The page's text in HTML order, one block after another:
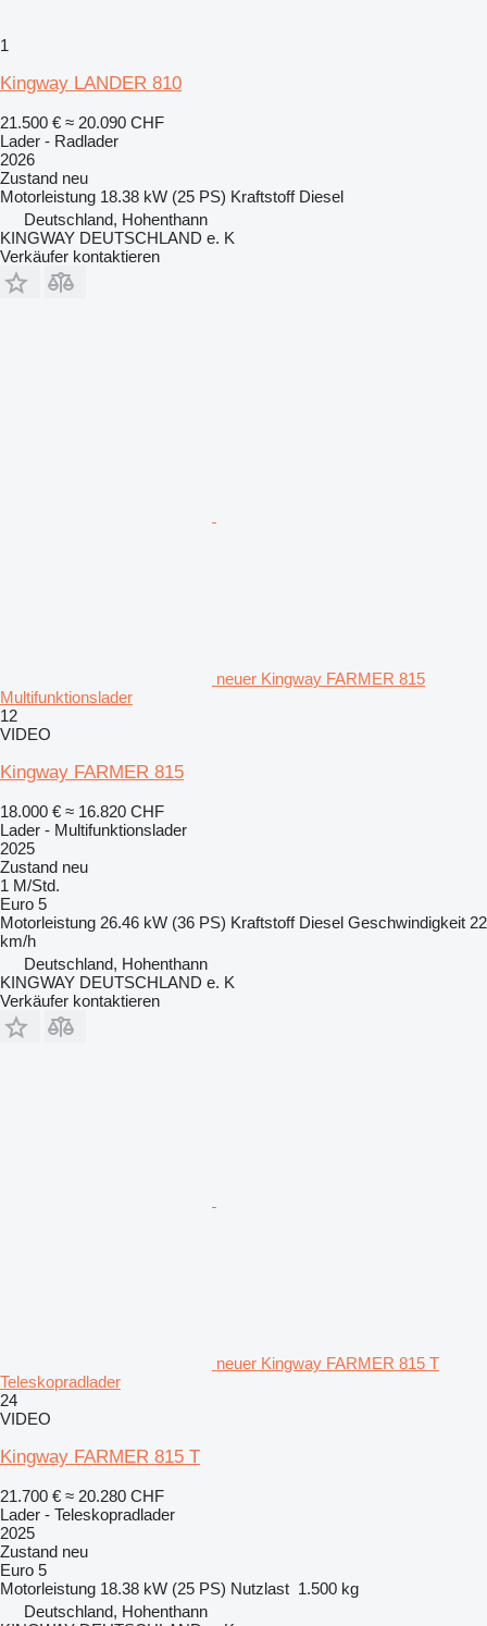
1
Kingway LANDER 810
21.500 € ≈ 20.090 CHF
Lader - Radlader
2026
Zustand neu
Motorleistung 18.38 kW (25 PS) Kraftstoff Diesel
Deutschland, Hohenthann
KINGWAY DEUTSCHLAND e. K
Verkäufer kontaktieren
neuer Kingway FARMER 815
Multifunktionslader
12
VIDEO
Kingway FARMER 815
18.000 € ≈ 16.820 CHF
Lader - Multifunktionslader
2025
Zustand neu
1 M/Std.
Euro 5
Motorleistung 26.46 kW (36 PS) Kraftstoff Diesel Geschwindigkeit 22
km/h
Deutschland, Hohenthann
KINGWAY DEUTSCHLAND e. K
Verkäufer kontaktieren
neuer Kingway FARMER 815 T
Teleskopradlader
24
VIDEO
Kingway FARMER 815 T
21.700 € ≈ 20.280 CHF
Lader - Teleskopradlader
2025
Zustand neu
Euro 5
Motorleistung 18.38 kW (25 PS) Nutzlast 1.500 kg
Deutschland, Hohenthann